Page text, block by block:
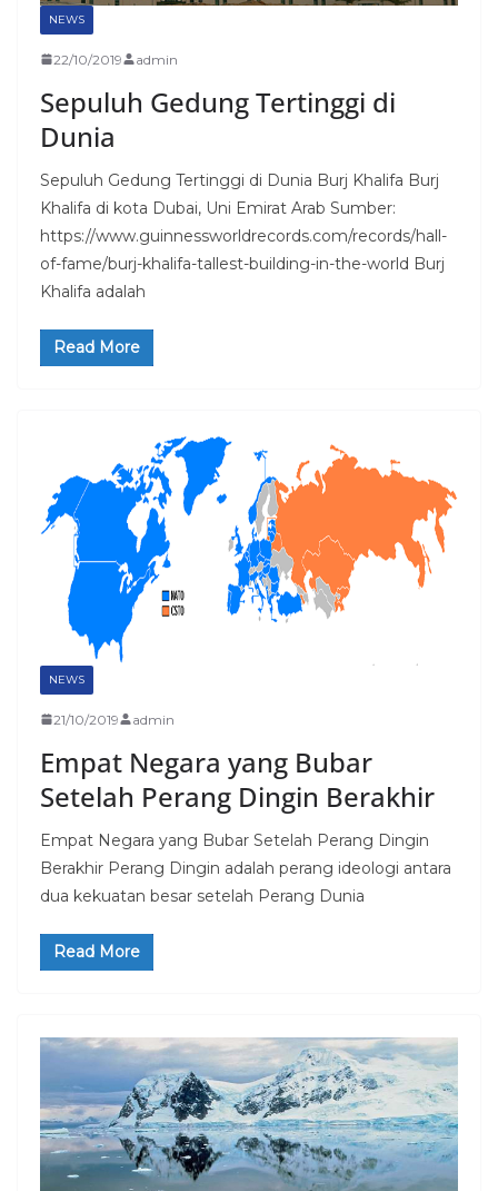
NEWS
22/10/2019 admin
Sepuluh Gedung Tertinggi di
Dunia
Sepuluh Gedung Tertinggi di Dunia Burj Khalifa Burj
Khalifa di kota Dubai, Uni Emirat Arab Sumber:
https://www.guinnessworldrecords.com/records/hall-
of-fame/burj-khalifa-tallest-building-in-the-world Burj
Khalifa adalah
Read More
NEWS
21/10/2019 admin
Empat Negara yang Bubar
Setelah Perang Dingin Berakhir
Empat Negara yang Bubar Setelah Perang Dingin
Berakhir Perang Dingin adalah perang ideologi antara
dua kekuatan besar setelah Perang Dunia
Read More